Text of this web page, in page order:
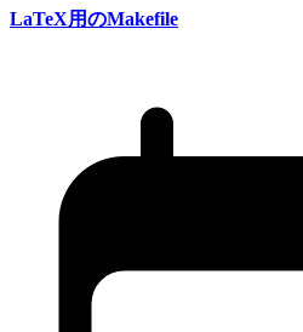
LaTeX用のMakefile